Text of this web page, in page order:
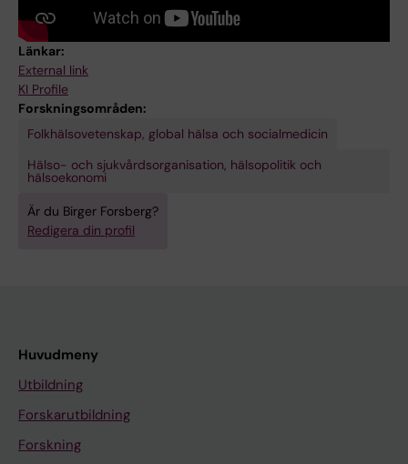
Länkar:
External link
KI Profile
Forskningsområden:
Folkhälsovetenskap, global hälsa och socialmedicin
Hälso- och sjukvårdsorganisation, hälsopolitik och
hälsoekonomi
Är du Birger Forsberg?
Redigera din profil
Huvudmeny
Utbildning
Forskarutbildning
Forskning